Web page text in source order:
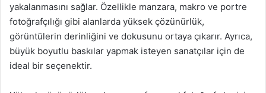
yakalanmasını sağlar. Özellikle manzara, makro ve portre
fotoğrafçılığı gibi alanlarda yüksek çözünürlük,
görüntülerin derinliğini ve dokusunu ortaya çıkarır. Ayrıca,
büyük boyutlu baskılar yapmak isteyen sanatçılar için de
ideal bir seçenektir.